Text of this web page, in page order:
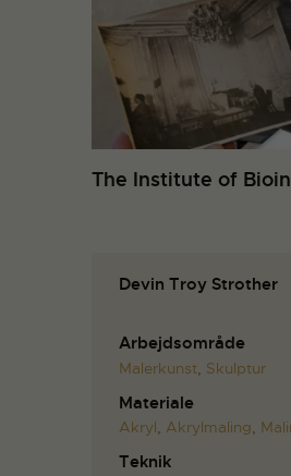
The Institute of
Devin Troy Strother
Arbejdsområde
Malerkunst Skulptur
Materiale
Akryl, Akrylmaling,
Teknik